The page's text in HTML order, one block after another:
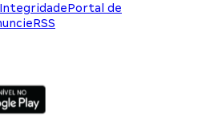
Portal de
RSS